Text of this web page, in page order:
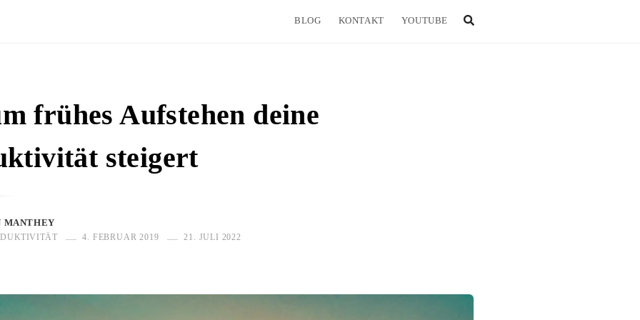
BLOG KONTAKT YOUTUBE
frühes Aufstehen deine
steigert
MANTHEY
4. FEBRUAR 2019 21. JULI 2022